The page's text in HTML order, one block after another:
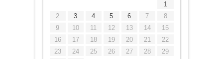
1
2
3 4 5 6 7
8
9
10 11 12 13 14
15
16
17 18 19 20 21
22
23
24 25 26 27 28
29